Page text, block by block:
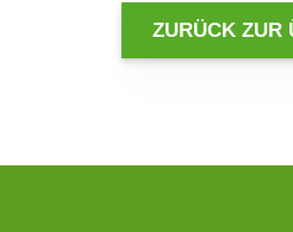
ZURÜCK ZUR